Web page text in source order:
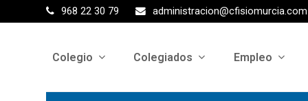
968 22 30 79 administracion@cfisiomurcia.com
Colegio Colegiados Empleo